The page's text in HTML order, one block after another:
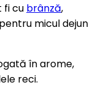
fi cu brânză,
micul dejun
în arome,
reci.